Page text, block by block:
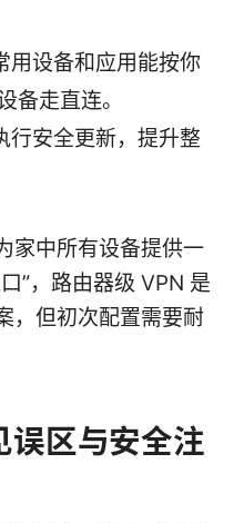
用设备和应用能按你
备走直连。
行安全更新，提升整
家中所有设备提供一
”，路由器级 VPN 是
，但初次配置需要耐
误区与安全注